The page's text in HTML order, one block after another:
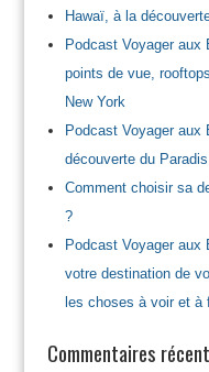
Hawaï, à la
Podcast Voyager aux
points de vue,
New York
Podcast Voyager aux
découverte du
Comment choisir sa
?
Podcast Voyager aux
votre destination de
les choses à voir et à
Commentaires